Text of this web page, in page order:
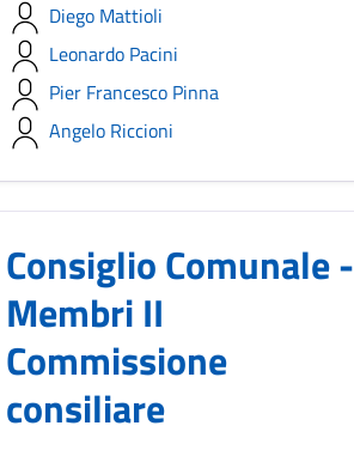
Diego Mattioli
Leonardo Pacini
Pier Francesco Pinna
Angelo Riccioni
Consiglio Comunale -
Membri II
Commissione
consiliare